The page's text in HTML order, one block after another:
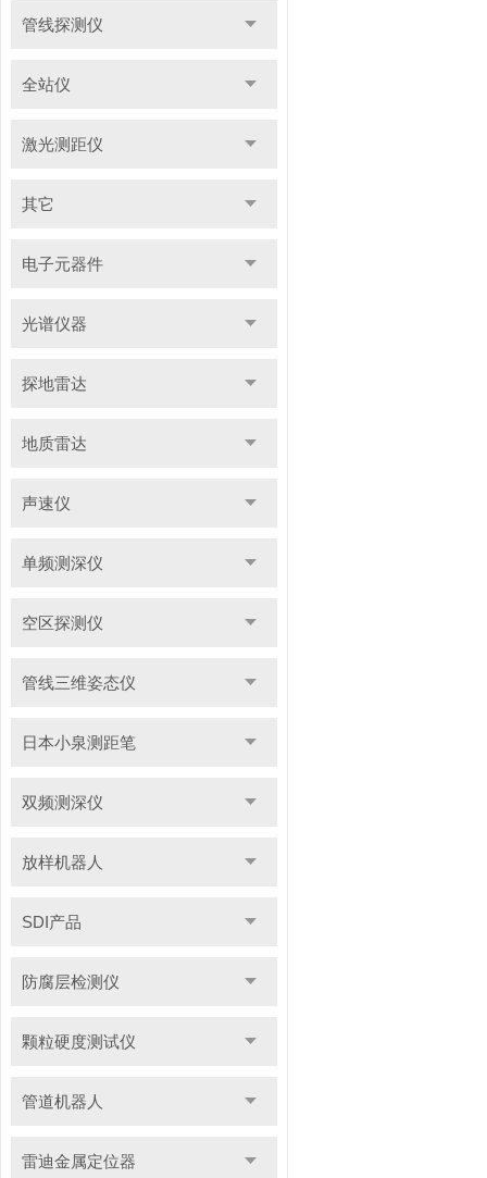
管线探测仪
全站仪
激光测距仪
其它
电子元器件
光谱仪器
探地雷达
地质雷达
声速仪
单频测深仪
空区探测仪
管线三维姿态仪
日本小泉测距笔
双频测深仪
放样机器人
SDI产品
防腐层检测仪
颗粒硬度测试仪
管道机器人
雷迪金属定位器